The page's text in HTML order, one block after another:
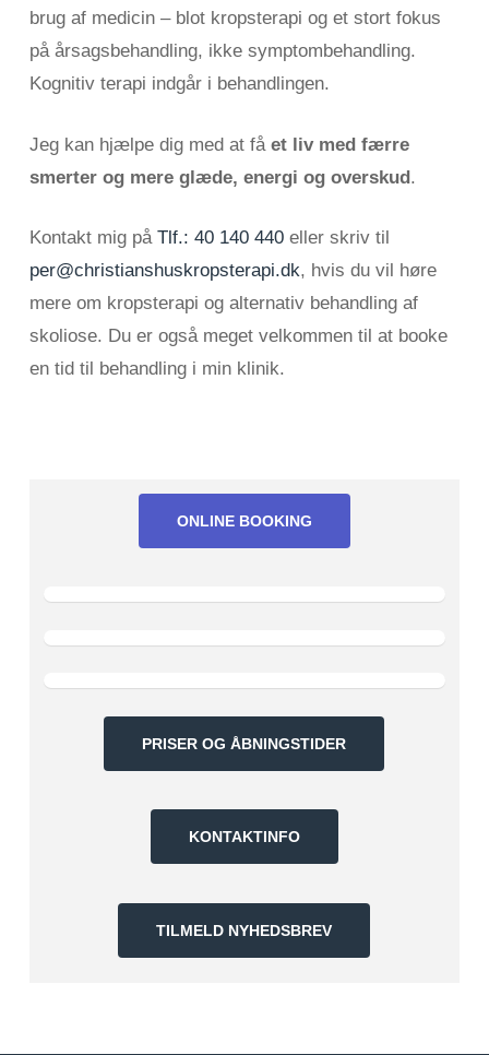
brug af medicin – blot kropsterapi og et stort fokus
på årsagsbehandling, ikke symptombehandling.
Kognitiv terapi indgår i behandlingen.
Jeg kan hjælpe dig med at få et liv med færre
smerter og mere glæde, energi og overskud.
Kontakt mig på Tlf.: 40 140 440 eller skriv til
per@christianshuskropsterapi.dk, hvis du vil høre
mere om kropsterapi og alternativ behandling af
skoliose. Du er også meget velkommen til at booke
en tid til behandling i min klinik.
ONLINE BOOKING
Google
Trustpilot
Facebook
bedømmelser
PRISER OG ÅBNINGSTIDER
KONTAKTINFO
TILMELD NYHEDSBREV